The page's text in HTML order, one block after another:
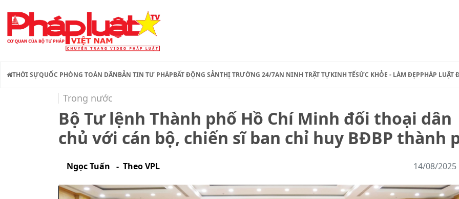
THỜI SỰQUỐC PHÒNG TOÀN DÂNBẢN TIN TƯ PHÁPBẤT ĐỘNG SẢNTHỊ TRƯỜNG 24/7AN NINH TRẬT TỰKINH TẾSỨC KHỎE - LÀM ĐẸPPHÁP LUẬT
Trong nước
Bộ Tư lệnh Thành phố Hồ Chí Minh đối thoại dân
chủ với cán bộ, chiến sĩ ban chỉ huy BĐBP thành
Ngọc Tuấn - Theo VPL 14/08/2025